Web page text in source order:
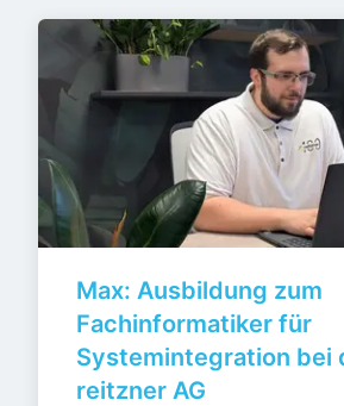
Max: Ausbildung zum
Fachinformatiker für
Systemintegration bei
reitzner AG